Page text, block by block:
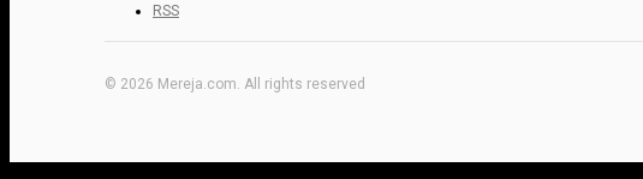
RSS
© 2026 Mereja.com. All rights reserved